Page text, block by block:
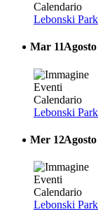
Lebonski Park
Mar 11Agosto
Lebonski Park
Mer 12Agosto
Lebonski Park